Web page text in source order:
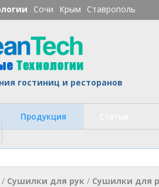
Сочи Крым Ставрополь
гостиниц и ресторанов
Продукция
/ Сушилки для рук / Сушилки для